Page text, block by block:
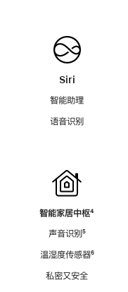
Siri
智能助理
语音识别
智能家居中枢脚
⁴
声音识别脚
⁵
温湿度传感器脚
⁶
私密又安全